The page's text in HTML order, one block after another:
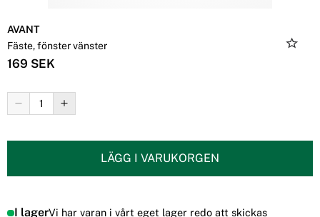
AVANT
Fäste, fönster vänster
169 SEK
LÄGG I VARUKORGEN
I lagerVi har varan i vårt eget lager redo att skickas